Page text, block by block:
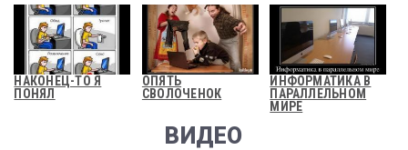
НАКОНЕЦ-ТО Я
ПОНЯЛ
ОПЯТЬ
СВОЛОЧЕНОК
ИНФОРМАТИКА В
ПАРАЛЛЕЛЬНОМ
МИРЕ
ВИДЕО